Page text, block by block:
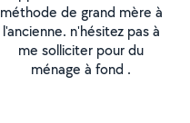
méthode de grand mère à
l'ancienne. n'hésitez pas à
me solliciter pour du
ménage à fond .